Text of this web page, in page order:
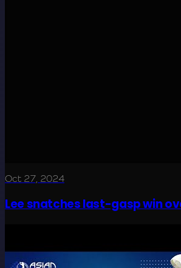
Oct 27, 2024
Lee snatches last-gasp win